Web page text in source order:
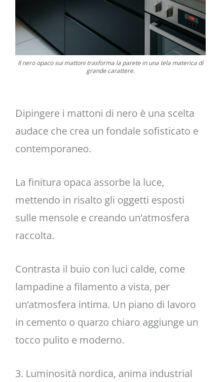
Il nero opaco sui mattoni trasforma la parete in una tela materica di
grande carattere.
Dipingere i mattoni di nero è una scelta
audace che crea un fondale sofisticato e
contemporaneo.
La finitura opaca assorbe la luce,
mettendo in risalto gli oggetti esposti
sulle mensole e creando un’atmosfera
raccolta.
Contrasta il buio con luci calde, come
lampadine a filamento a vista, per
un’atmosfera intima. Un piano di lavoro
in cemento o quarzo chiaro aggiunge un
tocco pulito e moderno.
3. Luminosità nordica, anima industrial